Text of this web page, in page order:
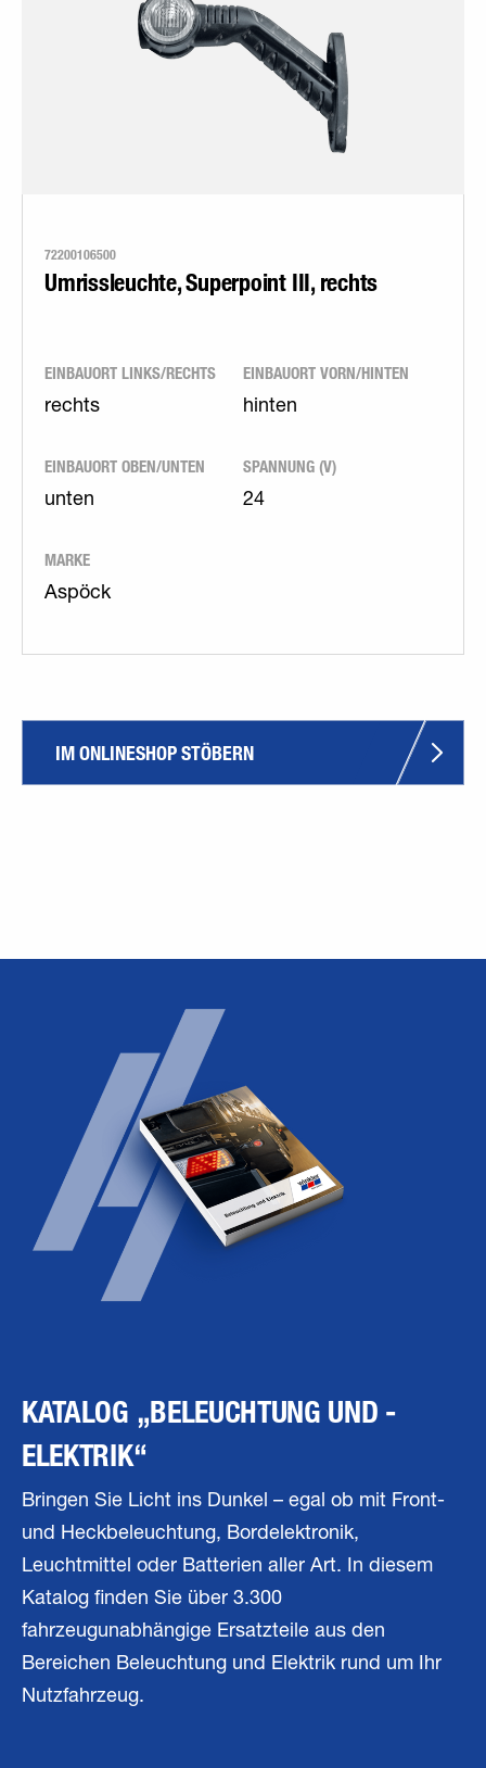
72200106500
Umrissleuchte, Superpoint III, rechts
EINBAUORT LINKS/RECHTS
rechts
EINBAUORT VORN/HINTEN
hinten
EINBAUORT OBEN/UNTEN
unten
SPANNUNG (V)
24
MARKE
Aspöck
IM ONLINESHOP STÖBERN
KATALOG „BELEUCHTUNG UND ­
ELEKTRIK“
Bringen Sie Licht ins Dunkel – egal ob mit Front-
und Heckbeleuchtung, Bordelektronik,
Leuchtmittel oder Batterien aller Art. In diesem
Katalog finden Sie über 3.300
fahrzeugunabhängige Ersatzteile aus den
Bereichen Beleuchtung und Elektrik rund um Ihr
Nutzfahrzeug.